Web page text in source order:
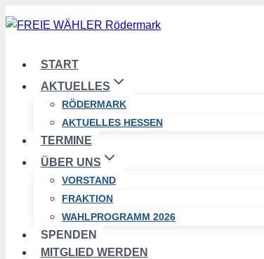
Zum
Inhalt
START
AKTUELLES
RÖDERMARK
AKTUELLES HESSEN
TERMINE
ÜBER UNS
VORSTAND
FRAKTION
WAHLPROGRAMM 2026
SPENDEN
MITGLIED WERDEN